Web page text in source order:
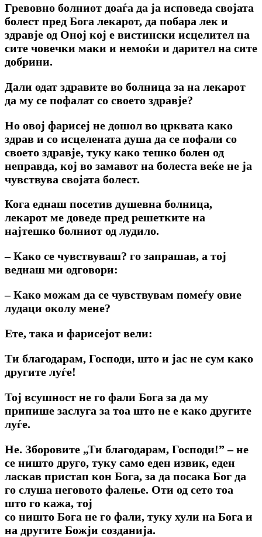
Гревовно болниот доаѓа да ја исповеда својата
болест пред Бога лекарот, да побара лек и
здравје од Оној кој e вистински исцелител на
сите човечки маки и немоќи и дарител на сите
добрини.
Дали одат здравите во болница за на лекарот
да му се пофалат co своето здравје?
Но овој фарисеј не дошол во црквата како
здрав и co исцелената душа да се пофали co
своето здравје, туку како тешко болен од
неправда, кој во замавот на болеста веќе не ја
чувствува својата болест.
Кога еднаш посетив душевна болница,
лекарот ме доведе пред решетките на
најтешко болниот од лудило.
– Како се чувствуваш? го запрашав, а тој
веднаш ми одговори:
– Како можам да се чувствувам помеѓу овие
лудаци околу мене?
Ете, така и фарисејот вели:
Ти благодарам, Господи, што и јас не сум како
другите луѓе!
Тој всушност не го фали Бога за да му
припише заслуга за тоа што не е како другите
луѓе.
He. Зборовите „Ти благодарам, Господи!” – не
се ништо друго, туку само еден извик, еден
ласкав пристап кон Бога, за да посака Бог да
го слуша неговото фалење. Оти од сето тоа
што го кажа, тој
co ништо Бога не го фали, туку хули на Бога и
на другите Божји созданија.